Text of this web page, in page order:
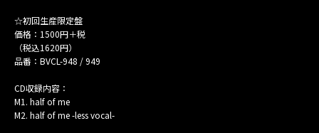
☆初回生産限定盤
価格：1500円＋税
（税込1620円）
品番：BVCL-948 / 949
CD収録内容：
M1. half of me
M2. half of me -less vocal-